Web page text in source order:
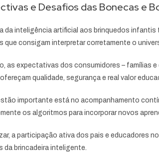
e Desafios das Bonecas e
da inteligência artificial aos brinquedos
que consigam interpretar corretamente o
as expectativas dos consumidores – famílias
qualidade, segurança e real valor
importante está no acompanhamento
os algoritmos para incorporar novos
a participação ativa dos pais e educadores
da brincadeira inteligente.